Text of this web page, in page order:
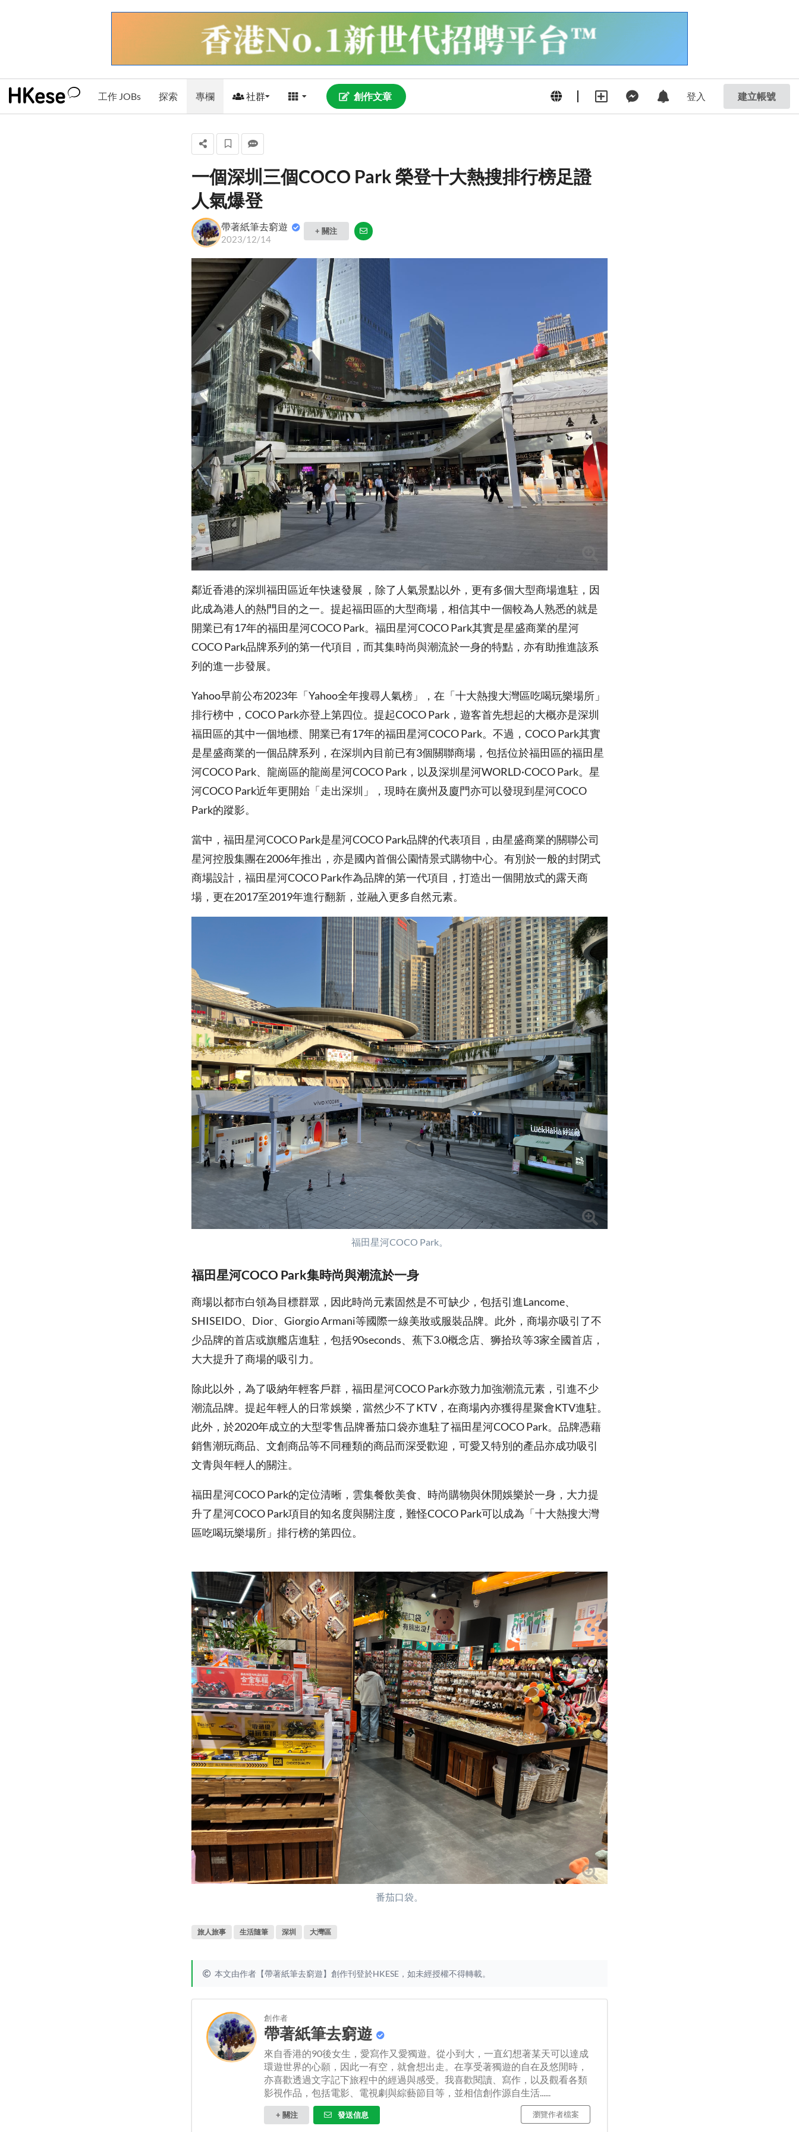
工作 JOBs 探索 專欄 社群 創作文章 登入 建立帳號
一個深圳三個COCO Park 榮登十大熱搜排行榜足證
人氣爆登
帶著紙筆去窮遊
2023/12/14
+ 關注
鄰近香港的深圳福田區近年快速發展 ，除了人氣景點以外，更有多個大型商場進駐，因
此成為港人的熱門目的之一。提起福田區的大型商場，相信其中一個較為人熟悉的就是
開業已有17年的福田星河COCO Park。福田星河COCO Park其實是星盛商業的星河
COCO Park品牌系列的第一代項目，而其集時尚與潮流於一身的特點，亦有助推進該系
列的進一步發展。
Yahoo早前公布2023年「Yahoo全年搜尋人氣榜」，在「十大熱搜大灣區吃喝玩樂場所」
排行榜中，COCO Park亦登上第四位。提起COCO Park，遊客首先想起的大概亦是深圳
福田區的其中一個地標、開業已有17年的福田星河COCO Park。不過，COCO Park其實
是星盛商業的一個品牌系列，在深圳內目前已有3個關聯商場，包括位於福田區的福田星
河COCO Park、龍崗區的龍崗星河COCO Park，以及深圳星河WORLD·COCO Park。星
河COCO Park近年更開始「走出深圳」，現時在廣州及廈門亦可以發現到星河COCO
Park的蹤影。
當中，福田星河COCO Park是星河COCO Park品牌的代表項目，由星盛商業的關聯公司
星河控股集團在2006年推出，亦是國內首個公園情景式購物中心。有別於一般的封閉式
商場設計，福田星河COCO Park作為品牌的第一代項目，打造出一個開放式的露天商
場，更在2017至2019年進行翻新，並融入更多自然元素。
福田星河COCO Park。
福田星河COCO Park集時尚與潮流於一身
商場以都市白領為目標群眾，因此時尚元素固然是不可缺少，包括引進Lancome、
SHISEIDO、Dior、Giorgio Armani等國際一線美妝或服裝品牌。此外，商場亦吸引了不
少品牌的首店或旗艦店進駐，包括90seconds、蕉下3.0概念店、狮拾玖等3家全國首店，
大大提升了商場的吸引力。
除此以外，為了吸納年輕客戶群，福田星河COCO Park亦致力加強潮流元素，引進不少
潮流品牌。提起年輕人的日常娛樂，當然少不了KTV，在商場內亦獲得星聚會KTV進駐。
此外，於2020年成立的大型零售品牌番茄口袋亦進駐了福田星河COCO Park。品牌憑藉
銷售潮玩商品、文創商品等不同種類的商品而深受歡迎，可愛又特別的產品亦成功吸引
文青與年輕人的關注。
福田星河COCO Park的定位清晰，雲集餐飲美食、時尚購物與休閒娛樂於一身，大力提
升了星河COCO Park項目的知名度與關注度，難怪COCO Park可以成為「十大熱搜大灣
區吃喝玩樂場所」排行榜的第四位。
番茄口袋。
旅人旅事 生活隨筆 深圳 大灣區
本文由作者【帶著紙筆去窮遊】創作刊登於HKESE，如未經授權不得轉載。
創作者
帶著紙筆去窮遊
來自香港的90後女生，愛寫作又愛獨遊。從小到大，一直幻想著某天可以達成
環遊世界的心願，因此一有空，就會想出走。在享受著獨遊的自在及悠閒時，
亦喜歡透過文字記下旅程中的經過與感受。我喜歡閱讀、寫作，以及觀看各類
影視作品，包括電影、電視劇與綜藝節目等，並相信創作源自生活......
+ 關注 發送信息 瀏覽作者檔案